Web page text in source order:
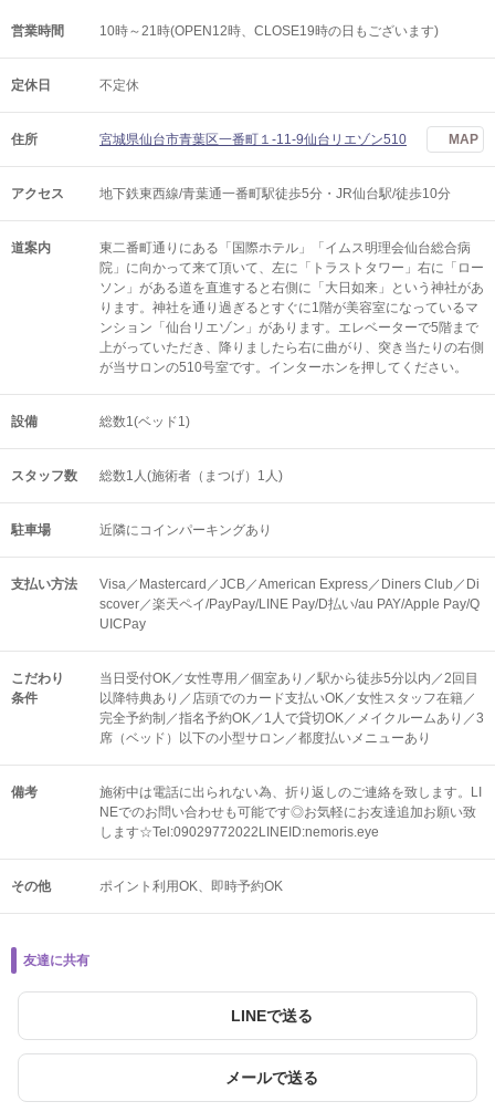
営業時間 10時～21時(OPEN12時、CLOSE19時の日もございます)
定休日 不定休
住所 宮城県仙台市青葉区一番町１-11-9仙台リエゾン510 MAP
アクセス 地下鉄東西線/青葉通一番町駅徒歩5分・JR仙台駅/徒歩10分
道案内
東二番町通りにある「国際ホテル」「イムス明理会仙台総合病
院」に向かって来て頂いて、左に「トラストタワー」右に「ロー
ソン」がある道を直進すると右側に「大日如来」という神社があ
ります。神社を通り過ぎるとすぐに1階が美容室になっているマ
ンション「仙台リエゾン」があります。エレベーターで5階まで
上がっていただき、降りましたら右に曲がり、突き当たりの右側
が当サロンの510号室です。インターホンを押してください。
設備 総数1(ベッド1)
スタッフ数 総数1人(施術者（まつげ）1人)
駐車場 近隣にコインパーキングあり
支払い方法
Visa／Mastercard／JCB／American Express／Diners Club／Di
scover／楽天ペイ/PayPay/LINE Pay/D払い/au PAY/Apple Pay/Q
UICPay
こだわり
条件
当日受付OK／女性専用／個室あり／駅から徒歩5分以内／2回目
以降特典あり／店頭でのカード支払いOK／女性スタッフ在籍／
完全予約制／指名予約OK／1人で貸切OK／メイクルームあり／3
席（ベッド）以下の小型サロン／都度払いメニューあり
備考
施術中は電話に出られない為、折り返しのご連絡を致します。LI
NEでのお問い合わせも可能です◎お気軽にお友達追加お願い致
します☆Tel:09029772022LINEID:nemoris.eye
その他 ポイント利用OK 即時予約OK
友達に共有
LINEで送る
メールで送る